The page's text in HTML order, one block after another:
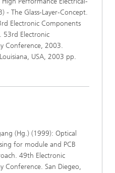
- The Glass-Layer-Concept.
Electronic Components
53rd Electronic
Conference, 2003.
USA, 2003 pp.
(Hg.) (1999): Optical
for module and PCB
49th Electronic
Conference. San Diegeo,